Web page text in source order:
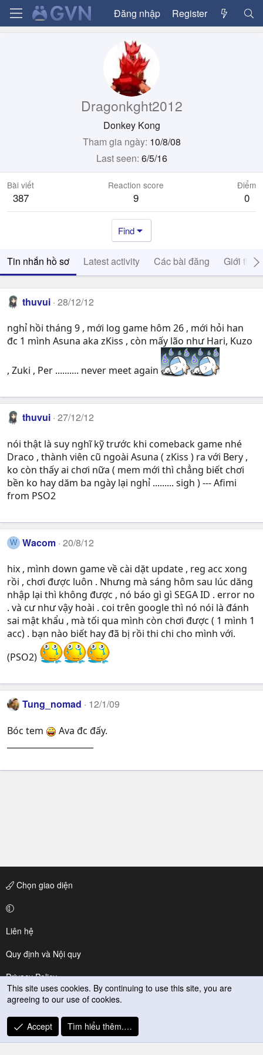
Đăng nhập Register
Dragonkght2012
Donkey Kong
Tham gia ngày 10/8/08
Last seen 6/5/16
Bài viết
387
Reaction score
9
Điểm
0
Find
Tin nhắn hồ sơ Latest activity Các bài đăng Giới thiệu
thuvui 28/12/12
nghỉ hồi tháng 9 , mới log game hôm 26 , mới hỏi han
đc 1 mình Asuna aka zKiss , còn mấy lão như Hari, Kuzo
, Zuki , Per .......... never meet again
thuvui 27/12/12
nói thật là suy nghĩ kỹ trước khi comeback game nhé
Draco , thành viên cũ ngoài Asuna ( zKiss ) ra với Bery ,
ko còn thấy ai chơi nữa ( mem mới thì chẳng biết chơi
bền ko hay dăm ba ngày lại nghỉ ......... sigh ) --- Afimi
from PSO2
W Wacom 20/8/12
hix , mình down game về cài dặt update , reg acc xong
rồi , chơi được luôn . Nhưng mà sáng hôm sau lúc dăng
nhập lại thì không được , nó báo gì gì SEGA ID . error no
. và cư như vậy hoài . coi trên google thì nó nói là đánh
sai mật khẩu , mà tối qua mình còn chơi được ( 1 mình 1
acc) . bạn nào biết hay đã bị rồi thi chi cho mình với.
(PSO2)
Tung_nomad 12/1/09
Bóc tem
Ava đc đấy.
Chọn giao diện
Liên hệ
Quy định và Nội quy
Privacy Policy
Trợ giúp
R
S
This site uses cookies. By continuing to use this site, you are
agreeing to our use of cookies.
Accept Tìm hiểu thêm.…